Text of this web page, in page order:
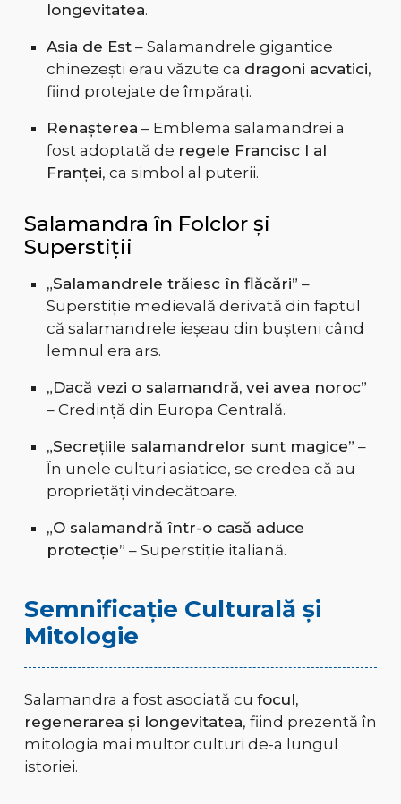
longevitatea.
Asia de Est– Salamandrele gigantice
chinezești erau văzute ca dragoni acvatici,
fiind protejate de împărați.
Renașterea – Emblema salamandrei a
fost adoptată de regele Francisc I al
Franței, ca simbol al puterii.
Salamandra în Folclor și
Superstiții
„Salamandrele trăiesc în flăcări” –
Superstiție medievală derivată din faptul
că salamandrele ieșeau din bușteni când
lemnul era ars.
„Dacă vezi o salamandră, vei avea noroc”
– Credință din Europa Centrală.
„Secrețiile salamandrelor sunt magice” –
În unele culturi asiatice, se credea că au
proprietăți vindecătoare.
„O salamandră într-o casă aduce
protecție” – Superstiție italiană.
Semnificație Culturală și
Mitologie
Salamandra a fost asociată cu focul,
regenerarea și longevitatea, fiind prezentă în
mitologia mai multor culturi de-a lungul
istoriei.